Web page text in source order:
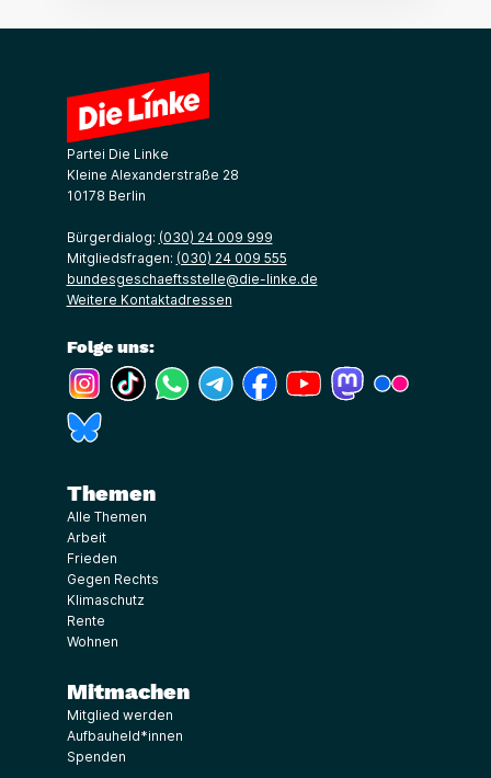
Partei Die Linke
Kleine Alexanderstraße 28
10178 Berlin
Bürgerdialog: (030) 24 009 999
Mitgliedsfragen: (030) 24 009 555
bundesgeschaeftsstelle@die-linke.de
Weitere Kontaktadressen
Folge uns:
(Link öffnet ein neues Fenster)
(Link öffnet ein neues Fenster)
(Link öffnet ein neues Fenster)
(Link öffnet ein neues Fenster)
(Link öffnet ein neues Fenster)
(Link öffnet ein neues
(Link öffnet ein
Themen
Alle Themen
Arbeit
Frieden
Gegen Rechts
Klimaschutz
Rente
Wohnen
Mitmachen
Mitglied werden
Aufbauheld*innen
Spenden